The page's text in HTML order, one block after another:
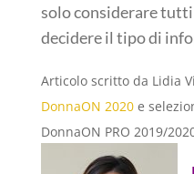
solo considerare
decidere il tipo di
Articolo scritto da Lidia
DonnaON 2020e
DonnaON PRO 2019/